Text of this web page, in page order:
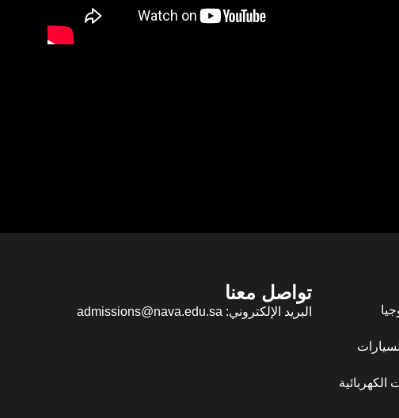
تواصل معنا
البريد الإلكتروني: admissions@nava.edu.sa